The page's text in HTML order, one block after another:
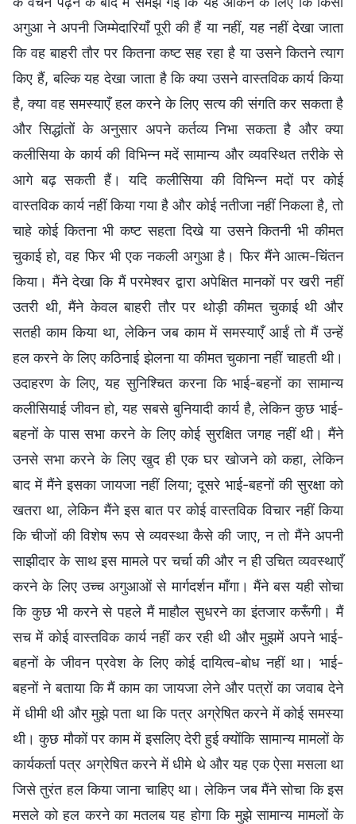
अगुआ ने अपनी जिम्मेदारियाँ पूरी की हैं या नहीं, यह नहीं देखा जाता
कि वह बाहरी तौर पर कितना कष्ट सह रहा है या उसने कितने त्याग
किए हैं, बल्कि यह देखा जाता है कि क्या उसने वास्तविक कार्य किया
है, क्या वह समस्याएँ हल करने के लिए सत्य की संगति कर सकता है
और सिद्धांतों के अनुसार अपने कर्तव्य निभा सकता है और क्या
कलीसिया के कार्य की विभिन्न मदें सामान्य और व्यवस्थित तरीके से
आगे बढ़ सकती हैं। यदि कलीसिया की विभिन्न मदों पर कोई
वास्तविक कार्य नहीं किया गया है और कोई नतीजा नहीं निकला है, तो
चाहे कोई कितना भी कष्ट सहता दिखे या उसने कितनी भी कीमत
चुकाई हो, वह फिर भी एक नकली अगुआ है। फिर मैंने आत्म-चिंतन
किया। मैंने देखा कि मैं परमेश्वर द्वारा अपेक्षित मानकों पर खरी नहीं
उतरी थी, मैंने केवल बाहरी तौर पर थोड़ी कीमत चुकाई थी और
सतही काम किया था, लेकिन जब काम में समस्याएँ आईं तो मैं उन्हें
हल करने के लिए कठिनाई झेलना या कीमत चुकाना नहीं चाहती थी।
उदाहरण के लिए, यह सुनिश्चित करना कि भाई-बहनों का सामान्य
कलीसियाई जीवन हो, यह सबसे बुनियादी कार्य है, लेकिन कुछ भाई-
बहनों के पास सभा करने के लिए कोई सुरक्षित जगह नहीं थी। मैंने
उनसे सभा करने के लिए खुद ही एक घर खोजने को कहा, लेकिन
बाद में मैंने इसका जायजा नहीं लिया; दूसरे भाई-बहनों की सुरक्षा को
खतरा था, लेकिन मैंने इस बात पर कोई वास्तविक विचार नहीं किया
कि चीजों की विशेष रूप से व्यवस्था कैसे की जाए, न तो मैंने अपनी
साझीदार के साथ इस मामले पर चर्चा की और न ही उचित व्यवस्थाएँ
करने के लिए उच्च अगुआओं से मार्गदर्शन माँगा। मैंने बस यही सोचा
कि कुछ भी करने से पहले मैं माहौल सुधरने का इंतजार करूँगी। मैं
सच में कोई वास्तविक कार्य नहीं कर रही थी और मुझमें अपने भाई-
बहनों के जीवन प्रवेश के लिए कोई दायित्व-बोध नहीं था। भाई-
बहनों ने बताया कि मैं काम का जायजा लेने और पत्रों का जवाब देने
में धीमी थी और मुझे पता था कि पत्र अग्रेषित करने में कोई समस्या
थी। कुछ मौकों पर काम में इसलिए देरी हुई क्योंकि सामान्य मामलों के
कार्यकर्ता पत्र अग्रेषित करने में धीमे थे और यह एक ऐसा मसला था
जिसे तुरंत हल किया जाना चाहिए था। लेकिन जब मैंने सोचा कि इस
मसले को हल करने का मतलब यह होगा कि मुझे सामान्य मामलों के